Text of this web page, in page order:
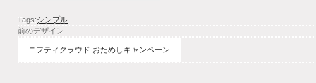
Tags:シンプル
前のデザイン
ニフティクラウド おためしキャンペーン